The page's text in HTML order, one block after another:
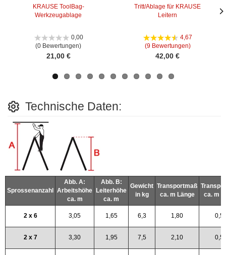
KRAUSE ToolBag-
Werkzeugablage
0,00
(0 Bewertungen)
21,00 €
Tritt/Ablage für KRAUSE
Leitern
4,67
(9 Bewertungen)
42,00 €
Technische Daten:
Sprossenanzahl
Abb. A:
Arbeitshöhe
ca. m
Abb. B:
Leiterhöhe
ca. m
Gewicht
in kg
Transportmaß
ca. m Länge
ca. m
2 x 6 3,05 1,65 6,3 1,80
2 x 7 3,30 1,95 7,5 2,10